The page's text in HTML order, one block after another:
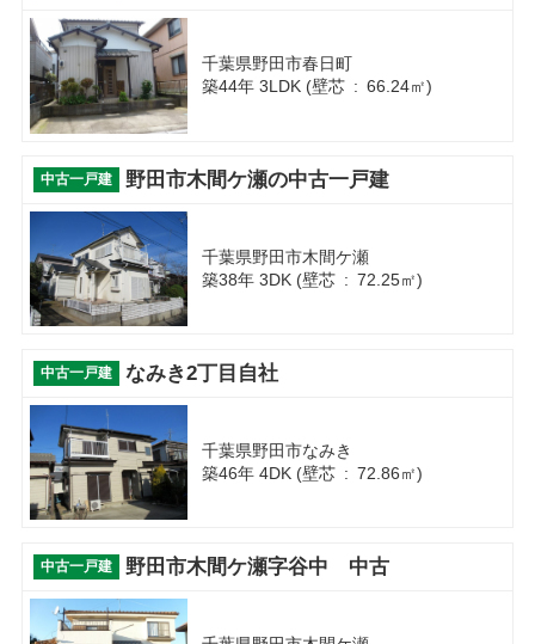
千葉県野田市春日町
築44年 3LDK (壁芯 : 66.24㎡)
中古一戸建 野田市木間ケ瀬の中古一戸建
千葉県野田市木間ケ瀬
築38年 3DK (壁芯 : 72.25㎡)
中古一戸建 なみき2丁目自社
千葉県野田市なみき
築46年 4DK (壁芯 : 72.86㎡)
中古一戸建 野田市木間ケ瀬字谷中 中古